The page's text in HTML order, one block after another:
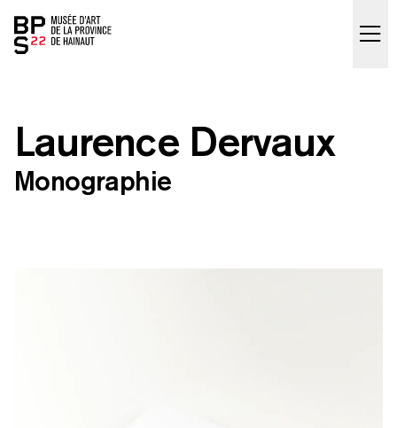
Accueil
Laurence Dervaux
Monographie